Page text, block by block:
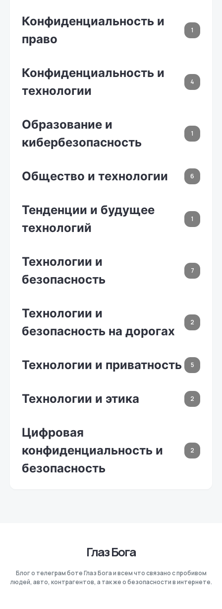
Конфиденциальность и
право
1
Конфиденциальность и
технологии
4
Образование и
кибербезопасность
1
Общество и технологии 6
Тенденции и будущее
технологий
1
Технологии и
безопасность
7
Технологии и
безопасность на дорогах
2
Технологии и приватность 5
Технологии и этика 2
Цифровая
конфиденциальность и
безопасность
2
Глаз Бога
Блог о телеграм боте Глаз Бога и всем что связано с пробивом
людей, авто, контрагентов, а так же о безопасности в интернете.